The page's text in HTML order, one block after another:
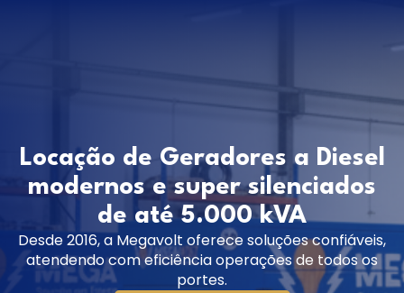
Locação de Geradores a Diesel
modernos e super silenciados
de até 5.000 kVA
Desde 2016, a Megavolt oferece soluções confiáveis,
atendendo com eficiência operações de todos os
portes.